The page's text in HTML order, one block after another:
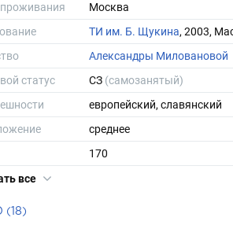
Москва
ТИ им. Б. Щукина, 2003,
Александры Миловановой
статус
СЗ (самозанятый)
европейский, славянский
среднее
170
все